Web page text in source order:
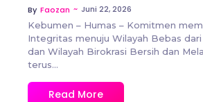
By Faozan ~ Juni 22, 2026
Kebumen – Humas – Komitmen
Integritas menuju Wilayah Bebas
dan Wilayah Birokrasi Bersih dan
terus...
Read More